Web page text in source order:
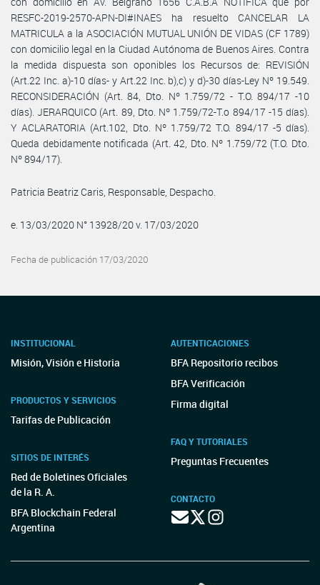
RESFC-2019-2570-APN-DI#INAES ha resuelto CANCELAR LA
MATRICULA a la ASOCIACIÓN MUTUAL UNIÓN DE VIDAS (CF 1789)
con domicilio legal en la Ciudad Autónoma de Buenos Aires. Contra
la medida dispuesta son oponibles los Recursos de: REVISIÓN
(Art.22 Inc. a)-10 días- y Art.22 Inc. b),c) y d)-30 días-Ley Nº 19.549.
RECONSIDERACIÓN (Art. 84, Dto. Nº 1.759/72 - T.O. 894/17 -10
días). JERARQUICO (Art. 89, Dto. Nº 1.759/72-T.o 894/17 -15 días).
Y ACLARATORIA (Art.102, Dto. Nº 1.759/72 T.O. 894/17 -5 días).
Queda debidamente notificada (Art. 42, Dto. Nº 1.759/72 (T.O. Dto.
Nº 894/17).
Patricia Beatriz Caris, Responsable, Despacho.
e. 13/03/2020 N° 13928/20 v. 17/03/2020
Fecha de publicación 17/03/2020
INSTITUCIONAL
Misión, Visión e Historia
PRODUCTOS Y SERVICIOS
Tarifas de Publicación
SITIOS DE INTERÉS
Red de Boletines Oficiales
de la R. A.
BFA Blockchain Federal
Argentina
AUTENTICACIONES
BFA Repositorio recibos
BFA Verificación
Firma digital
FAQ Y TUTORIALES
Preguntas Frecuentes
CONTACTO